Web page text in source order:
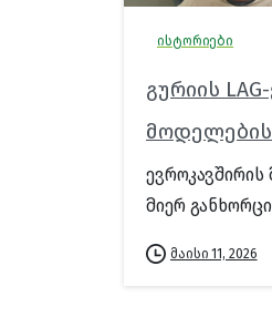
ისტორიები
გურიის
ევროკავშირის
მიერ
მაისი 11, 2026